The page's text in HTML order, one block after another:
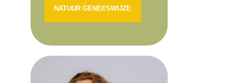
NATUUR GENEESWIJZE